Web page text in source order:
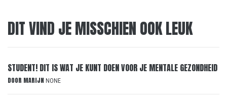
DIT VIND JE MISSCHIEN OOK LEUK
STUDENT! DIT IS WAT JE KUNT DOEN VOOR JE MENTALE GEZONDHEID
DOOR MARIJN NONE